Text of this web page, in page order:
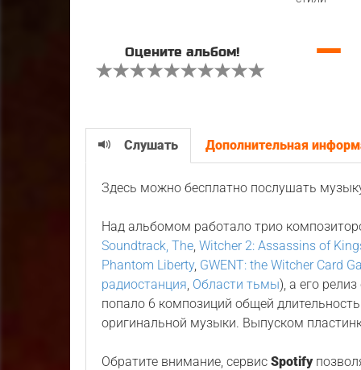
Оцените альбом! —
Слушать Дополнительная
Здесь можно бесплатно послушать
Над альбомом работало трио
Soundtrack, The,Witcher 2: Assassins of
Phantom Liberty, GWENT: the Witcher Card
радиостанция, Области тьмы), а его
попало 6 композиций общей
оригинальной музыки. Выпуском
Обратите внимание, сервисSpotify